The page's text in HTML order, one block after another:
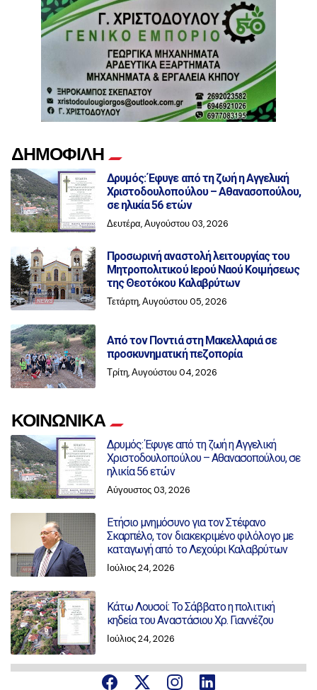
ΔΗΜΟΦΙΛΗ
Δρυμός: Έφυγε από τη ζωή η Αγγελική
Χριστοδουλοπούλου – Αθανασοπούλου,
σε ηλικία 56 ετών
Δευτέρα, Αυγούστου 03, 2026
Προσωρινή αναστολή λειτουργίας του
Μητροπολιτικού Ιερού Ναού Κοιμήσεως
της Θεοτόκου Καλαβρύτων
Τετάρτη, Αυγούστου 05, 2026
Από τον Ποντιά στη Μακελλαριά σε
προσκυνηματική πεζοπορία
Τρίτη, Αυγούστου 04, 2026
ΚΟΙΝΩΝΙΚΑ
Δρυμός: Έφυγε από τη ζωή η Αγγελική
Χριστοδουλοπούλου – Αθανασοπούλου, σε
ηλικία 56 ετών
Αύγουστος 03, 2026
Ετήσιο μνημόσυνο για τον Στέφανο
Σκαρπέλο, τον διακεκριμένο φιλόλογο με
καταγωγή από το Λεχούρι Καλαβρύτων
Ιούλιος 24, 2026
Κάτω Λουσοί: Το Σάββατο η πολιτική
κηδεία του Αναστάσιου Χρ. Γιαννέζου
Ιούλιος 24, 2026